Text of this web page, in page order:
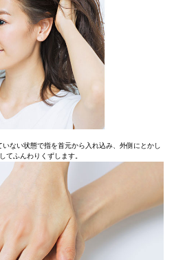
ない状態で指を首元から入れ込み、外側にとかし
てふんわりくずします。